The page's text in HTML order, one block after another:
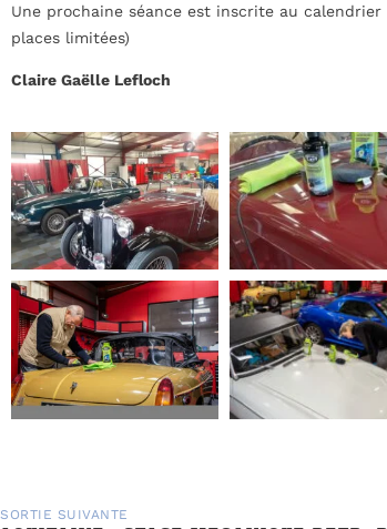
Une prochaine séance est inscrite au
places limitées)
Claire Gaëlle Lefloch
SORTIE SUIVANTE